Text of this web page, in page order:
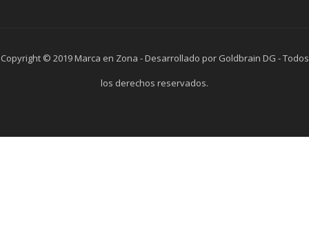
Copyright © 2019 Marca en Zona - Desarrollado por Goldbrain DG - Todos
los derechos reservados.